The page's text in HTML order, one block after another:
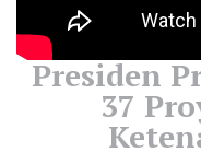
Presiden
37